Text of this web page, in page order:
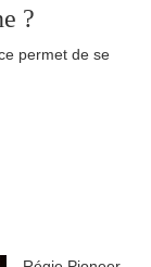
?
permet de se